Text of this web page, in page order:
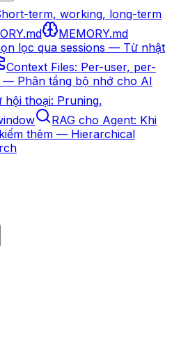
term, working, long-term
MEMORY.md
lọc qua sessions — Từ nhật
Context Files: Per-user, per-
Phân tầng bộ nhớ cho AI
hội thoại: Pruning,
RAG cho Agent: Khi
thêm — Hierarchical